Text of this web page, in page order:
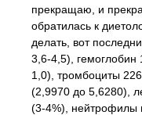
прекращаю, и
обратилась к
делать, вот
3,6-4,5), гемоглобин
1,0), тромбоциты
(2,9970 до 5,6280),
(3-4%), нейтрофилы